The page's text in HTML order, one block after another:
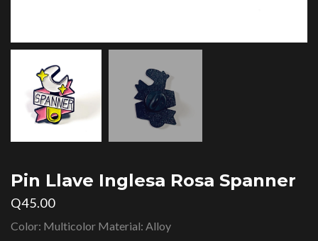
Pin Llave Inglesa Rosa Spanner
Q45.00
Color: Multicolor Material: Alloy